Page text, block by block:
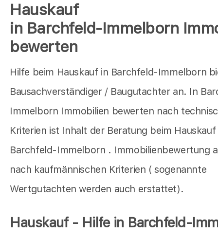
Hauskauf
in Barchfeld-Immelborn
bewerten
Hilfe beim Hauskauf in Barchfeld-Immelborn
Bausachverständiger / Baugutachter an. In
Immelborn Immobilien bewerten nach
Kriterien ist Inhalt der Beratung beim Hauskauf
Barchfeld-Immelborn . Immobilienbewertung
nach kaufmännischen Kriterien ( sogenannte
Wertgutachten werden auch erstattet).
Hauskauf - Hilfe in Barchfeld-